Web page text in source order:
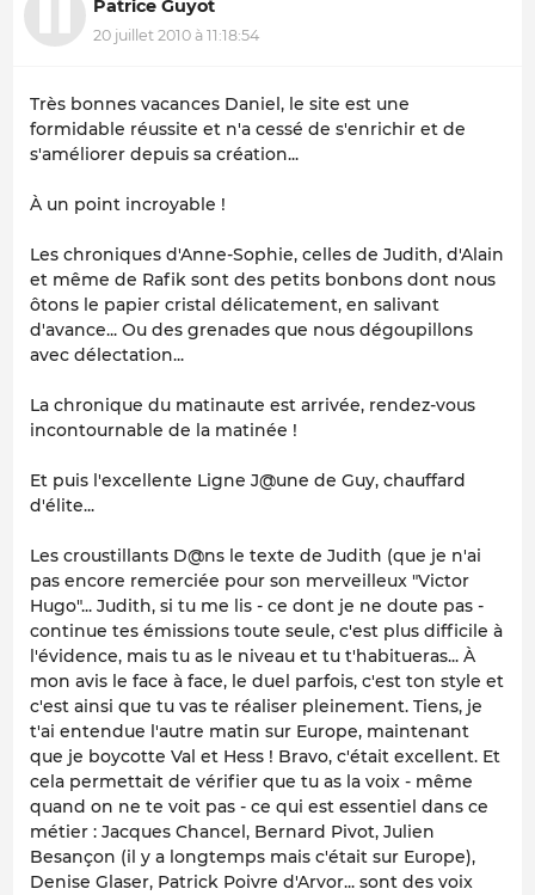
Patrice Guyot
20 juillet 2010 à 11:18:54
Très bonnes vacances Daniel, le site est une
formidable réussite et n'a cessé de s'enrichir et de
s'améliorer depuis sa création...
À un point incroyable !
Les chroniques d'Anne-Sophie, celles de Judith, d'Alain
et même de Rafik sont des petits bonbons dont nous
ôtons le papier cristal délicatement, en salivant
d'avance... Ou des grenades que nous dégoupillons
avec délectation...
La chronique du matinaute est arrivée, rendez-vous
incontournable de la matinée !
Et puis l'excellente Ligne J@une de Guy, chauffard
d'élite...
Les croustillants D@ns le texte de Judith (que je n'ai
pas encore remerciée pour son merveilleux "Victor
Hugo"... Judith, si tu me lis - ce dont je ne doute pas -
continue tes émissions toute seule, c'est plus difficile à
l'évidence, mais tu as le niveau et tu t'habitueras... À
mon avis le face à face, le duel parfois, c'est ton style et
c'est ainsi que tu vas te réaliser pleinement. Tiens, je
t'ai entendue l'autre matin sur Europe, maintenant
que je boycotte Val et Hess ! Bravo, c'était excellent. Et
cela permettait de vérifier que tu as la voix - même
quand on ne te voit pas - ce qui est essentiel dans ce
métier : Jacques Chancel, Bernard Pivot, Julien
Besançon (il y a longtemps mais c'était sur Europe),
Denise Glaser, Patrick Poivre d'Arvor... sont des voix